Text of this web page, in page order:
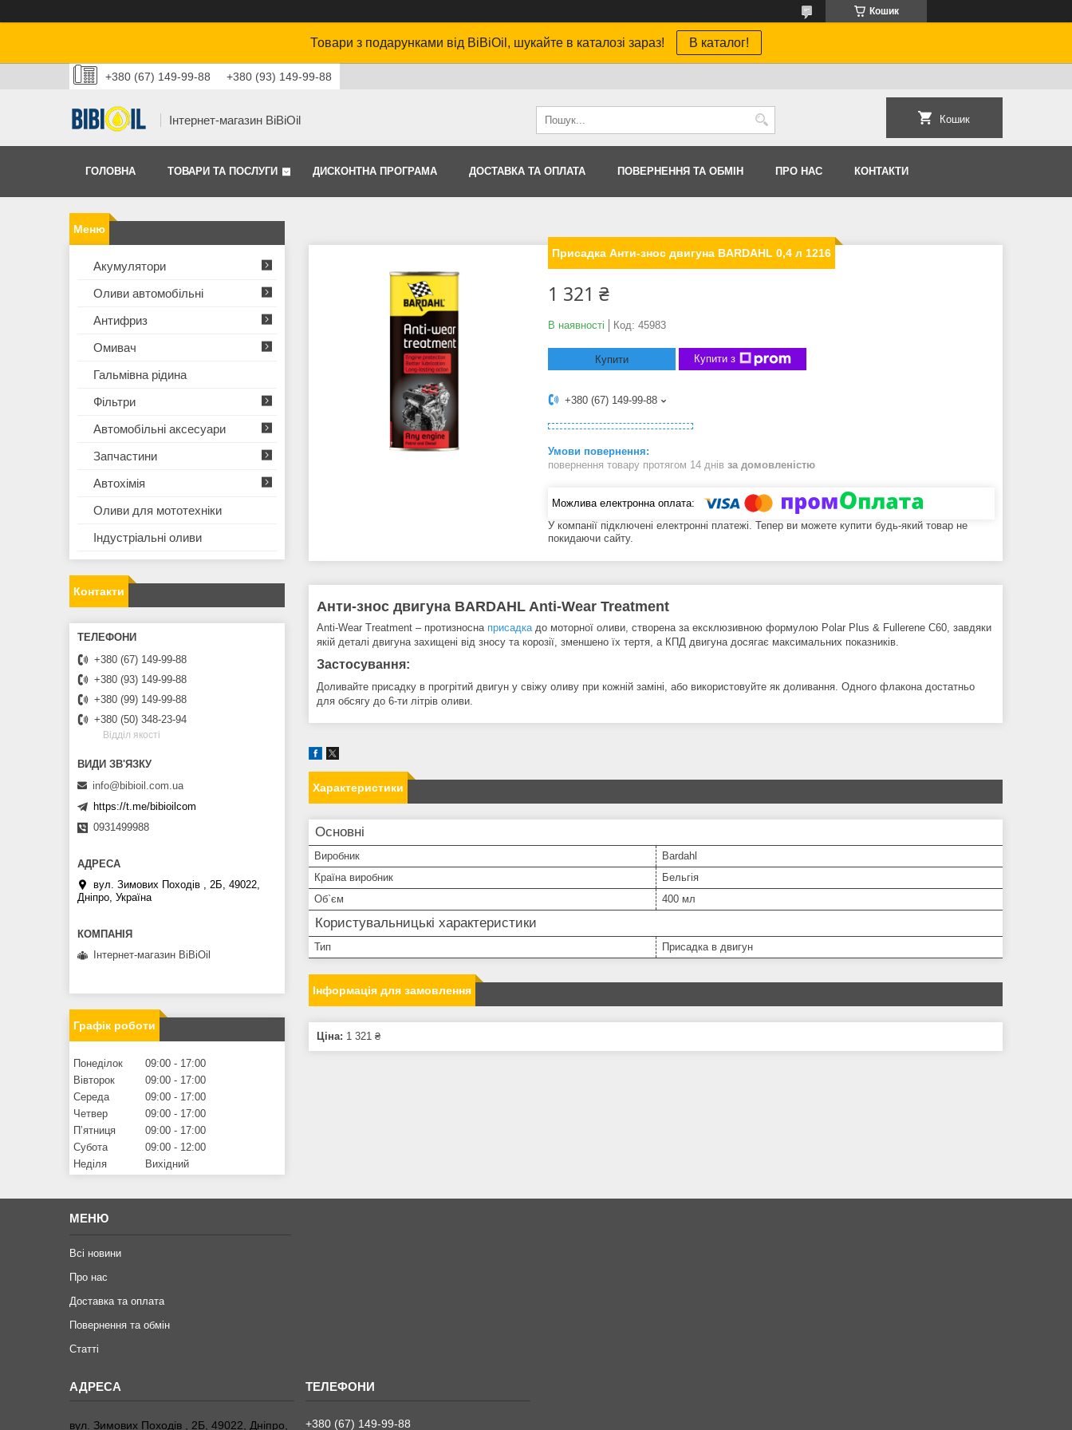
Кошик
Товари з подарунками від BiBiOil, шукайте в каталозі зараз! В каталог!
+380 (67) 149-99-88 +380 (93) 149-99-88
Інтернет-магазин BiBiOil Кошик
ГОЛОВНА ТОВАРИ ТА ПОСЛУГИ ДИСКОНТНА ПРОГРАМА ДОСТАВКА ТА ОПЛАТА ПОВЕРНЕННЯ ТА ОБМIН ПРО НАС КОНТАКТИ
Присадка Анти-знос двигуна BARDAHL 0,4 л 1216
1 321 ₴
В наявності Код: 45983
Купити Купити з
+380 (67) 149-99-88
повернення товару протягом 14 днів за домовленістю
У компанії підключені електронні платежі. Тепер ви можете купити будь-який товар не
покидаючи сайту.
Анти-знос двигуна BARDAHL Anti-Wear Treatment
Anti-Wear Treatment – ​​протизносна присадкадо моторної оливи, створена за ексклюзивною формулою Рolar Рlus & Fullerene C60, завдяки
якій деталі двигуна захищені від зносу та корозії, зменшено їх тертя, а КПД двигуна досягає максимальних показників.
Застосування:
Доливайте присадку в прогрітий двигун у свіжу оливу при кожній заміні, або використовуйте як доливання. Одного флакона достатньо
для обсягу до 6-ти літрів оливи.
Характеристики
Основні
Виробник
Bardahl
Країна виробник
Бельгія
Об`єм
400 мл
Користувальницькі характеристики
Тип Присадка в двигун
Інформація для замовлення
Ціна: 1 321 ₴
Акумулятори
Оливи автомобільні
Антифриз
Омивач
Гальмівна рідина
Фільтри
Автомобільні аксесуари
Запчастини
Автохімія
Оливи для мототехнiки
Iндустрiальнi оливи
Контакти
+380 (67) 149-99-88
+380 (93) 149-99-88
+380 (99) 149-99-88
+380 (50) 348-23-94
Вiддiл якостi
info@bibioil.com.ua
https://t.me/bibioilcom
0931499988
вул. Зимових Походiв , 2Б, 49022,
Дніпро, Україна
Інтернет-магазин BiBiOil
Графік роботи
Понеділок 09:00
17:00
Вівторок
09:00
17:00
Середа
09:00
17:00
Четвер
09:00
17:00
Пʼятниця
09:00
17:00
Субота
09:00
12:00
Неділя
Вихідний
МЕНЮ
Всі новини
Про нас
Доставка та оплата
Повернення та обмiн
Статтi
вул. Зимових Походiв , 2Б, 49022, Дніпро, +380 (67) 149-99-88